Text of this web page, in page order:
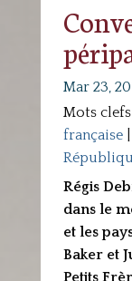
Mar 23,
Mots clefs
française|
Régis
dans le
et les
Baker et
Petits